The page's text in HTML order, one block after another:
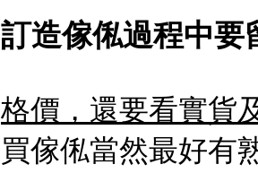
訂造傢俬過程中要
格價，還要看實貨
買傢俬當然最好有